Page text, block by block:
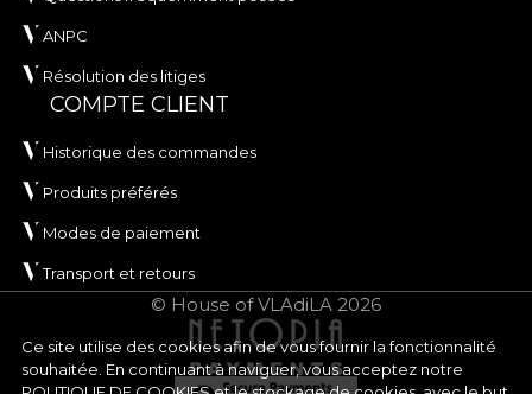
Ce site utilise des cookies afin de vous fournir la fonctionnalité
souhaitée. En continuant à naviguer, vous acceptez notre
ANPC
Résolution des litiges
COMPTE CLIENT
Historique des commandes
Produits préférés
Modes de paiement
Transport et retours
© House of VLAdiLA 2026